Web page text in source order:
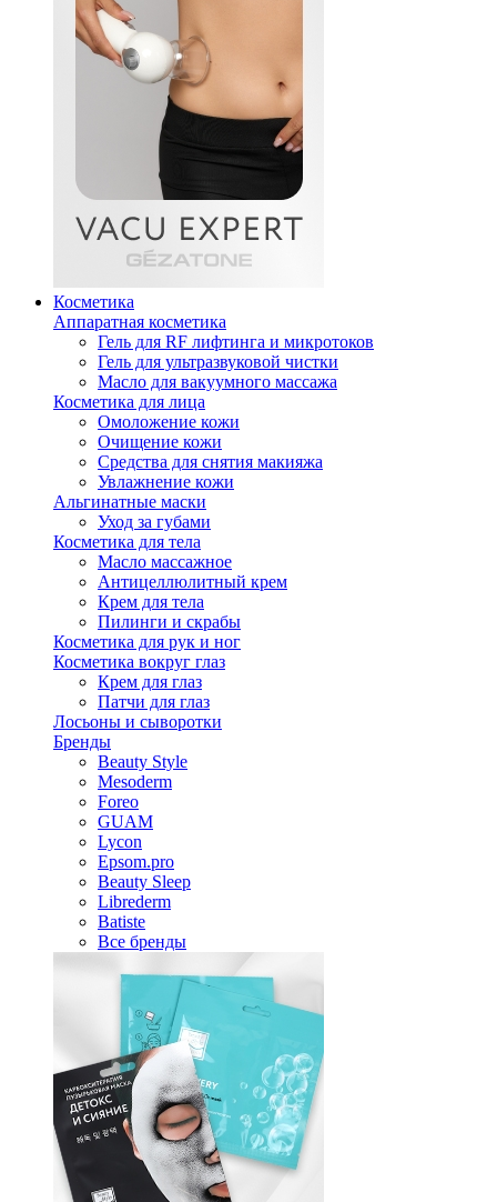
Косметика
Аппаратная косметика
Гель для RF лифтинга и микротоков
Гель для ультразвуковой чистки
Масло для вакуумного массажа
Косметика для лица
Омоложение кожи
Очищение кожи
Средства для снятия макияжа
Увлажнение кожи
Альгинатные маски
Уход за губами
Косметика для тела
Масло массажное
Антицеллюлитный крем
Крем для тела
Пилинги и скрабы
Косметика для рук и ног
Косметика вокруг глаз
Крем для глаз
Патчи для глаз
Лосьоны и сыворотки
Бренды
Beauty Style
Mesoderm
Foreo
GUAM
Lycon
Epsom.pro
Beauty Sleep
Librederm
Batiste
Все бренды